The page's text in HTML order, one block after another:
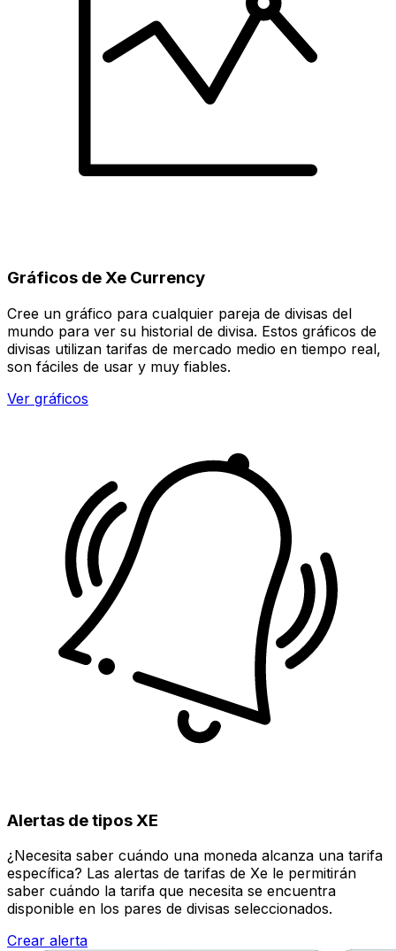
Gráficos de Xe Currency
Cree un gráfico para cualquier pareja de divisas del
mundo para ver su historial de divisa. Estos gráficos de
divisas utilizan tarifas de mercado medio en tiempo real,
son fáciles de usar y muy fiables.
Ver gráficos
Alertas de tipos XE
¿Necesita saber cuándo una moneda alcanza una tarifa
específica? Las alertas de tarifas de Xe le permitirán
saber cuándo la tarifa que necesita se encuentra
disponible en los pares de divisas seleccionados.
Crear alerta